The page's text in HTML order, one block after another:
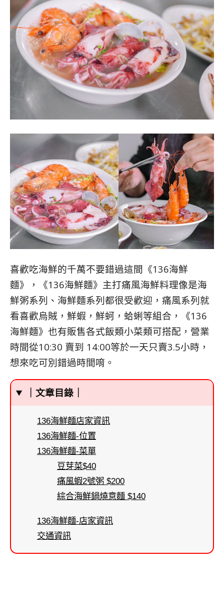
喜歡吃海鮮的千萬不要錯過這間《136海鮮
麵》，《136海鮮麵》主打痛風海鮮料理像是海
鮮粥系列、海鮮麵系列都很受歡迎，痛風系列就
看喜歡烏賊，鮮蝦，鮮蚵，蛤蜊等組合，《136
海鮮麵》也有販售各式飯類小菜類可搭配，營業
時間從10:30 賣到 14:00等於一天只賣3.5小時，
想來吃可別錯過時間唷。
｜文章目錄｜
136海鮮麵店家資訊
136海鮮麵-位置
136海鮮麵-菜單
豆芽菜$40
痛風蝦2號粥 $200
綜合海鮮鍋燒意麵 $140
136海鮮麵-店家資訊
交通資訊